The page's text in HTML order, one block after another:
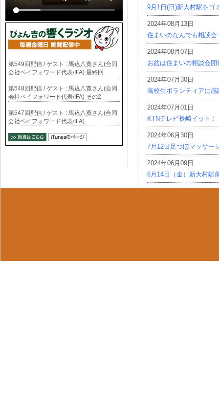
9月1日(日)新大村駅をゴ
2024年08月13日
住まいのなんでも相談会
2024年08月07日
お盆は住まいの相談会開
2024年07月30日
高校生ボランティアに感
2024年07月01日
KTNテレビ長崎イット！
2024年06月30日
7月12日足つぼマッサー
2024年06月09日
6月14日（金）新大村駅
第549回配信 / ゲスト : 馬込八寛さん(合同
会社ペイフォワード代表/IFA) 最終回
第548回配信 / ゲスト : 馬込八寛さん(合同
会社ペイフォワード代表/IFA) その2
第547回配信 / ゲスト : 馬込八寛さん(合同
会社ペイフォワード代表/IFA)